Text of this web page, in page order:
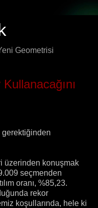
Geometrisi
gerektiğinden
üzerinden konuşmak
seçmenden
oranı, %85,23.
rekor
koşullarında, hele ki